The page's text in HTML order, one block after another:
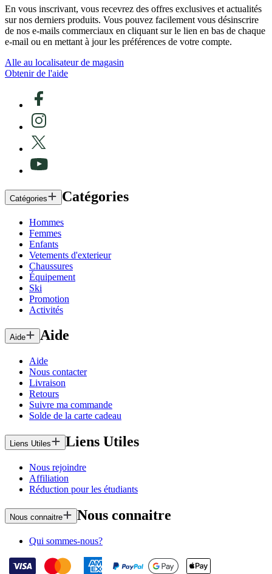
En vous inscrivant, vous recevrez des offres exclusives et actualités
sur nos derniers produits. Vous pouvez facilement vous désinscrire
de nos e-mails commerciaux en cliquant sur le lien en bas de chaque
e-mail ou en mettant à jour les préférences de votre compte.
Alle au localisateur de magasin
Obtenir de l'aide
Catégories Catégories
Hommes
Femmes
Enfants
Vetements d'exterieur
Chaussures
Équipement
Ski
Promotion
Activités
Aide Aide
Aide
Nous contacter
Livraison
Retours
Suivre ma commande
Solde de la carte cadeau
Liens Utiles Liens Utiles
Nous rejoindre
Affiliation
Réduction pour les étudiants
Nous connaitre Nous connaitre
Qui sommes-nous?